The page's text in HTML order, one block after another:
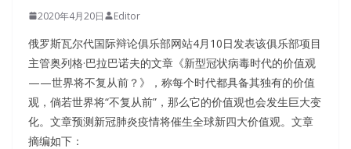
2020年4月20日 Editor
俄罗斯瓦尔代国际辩论俱乐部网站4月10日发表该俱乐部项目
主管奥列格·巴拉巴诺夫的文章《新型冠状病毒时代的价值观
——世界将不复从前？》，称每个时代都具备其独有的价值
观，倘若世界将“不复从前”，那么它的价值观也会发生巨大变
化。文章预测新冠肺炎疫情将催生全球新四大价值观。文章
摘编如下：